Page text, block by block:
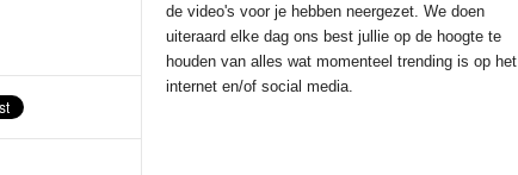
de video's voor je hebben neergezet. We doen
uiteraard elke dag ons best jullie op de hoogte te
houden van alles wat momenteel trending is op het
internet en/of social media.